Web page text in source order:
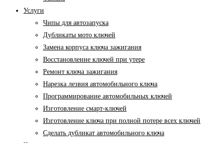
Услуги
Чипы для автозапуска
Дубликаты мото ключей
Замена корпуса ключа зажигания
Восстановление ключей при утере
Ремонт ключа зажигания
Нарезка лезвия автомобильного ключа
Программирование автомобильных ключей
Изготовление смарт-ключей
Изготовление ключа при полной потере всех ключей
Cделать дубликат автомобильного ключа